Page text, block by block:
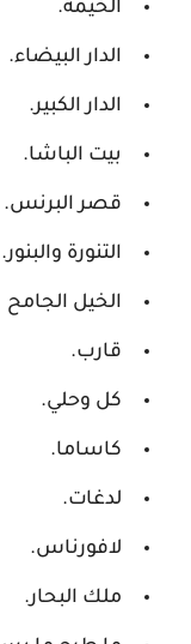
الخيمة.
الدار البيضاء.
الدار الكبير.
بيت الباشا.
قصر البرنس.
التنورة والبنور.
الخيل الجامح
قارب.
كل وحلي.
كاساما.
لدغات.
لافورناس.
ملك البحار.